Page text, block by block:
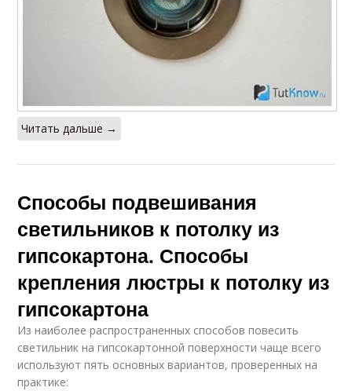
Читать дальше →
Способы подвешивания
светильников к потолку из
гипсокартона. Способы
крепления люстры к потолку из
гипсокартона
Из наиболее распространенных способов повесить
светильник на гипсокартонной поверхности чаще всего
используют пять основных вариантов, проверенных на
практике: